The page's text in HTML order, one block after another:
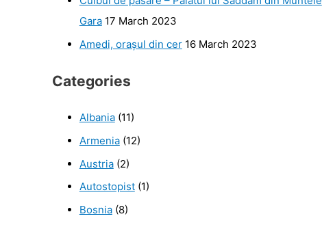
Gara 17 March 2023
Amedi, orașul din cer 16 March 2023
Categories
Albania(11)
Armenia(12)
Austria(2)
Autostopist(1)
Bosnia(8)